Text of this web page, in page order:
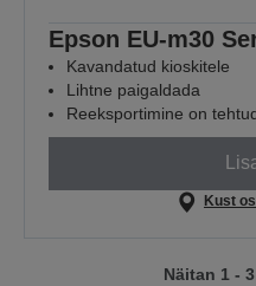
Epson EU-m30
Kavandatud kioskitele
Lihtne paigaldada
Reeksportimine on
Kust
Näitan 1 -